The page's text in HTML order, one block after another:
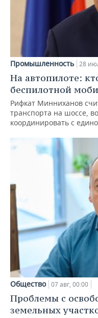
Промышленность 28
На автопилоте:
беспилотной
Рифкат Минниханов
транспорта на шоссе,
координировать с
Общество 07 авг, 00:00
Проблемы с
земельных